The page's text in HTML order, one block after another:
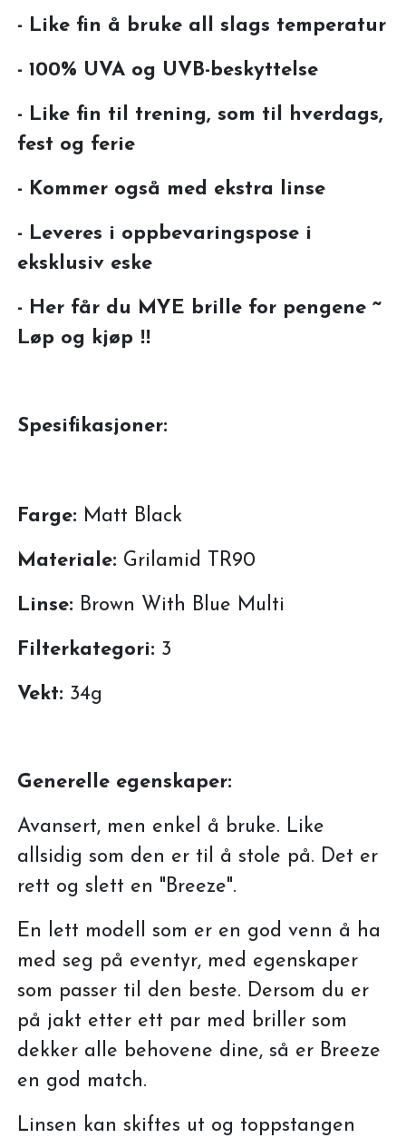
- Like fin å bruke all slags temperatur
- 100% UVA og UVB-beskyttelse
- Like fin til trening, som til hverdags,
fest og ferie
- Kommer også med ekstra linse
- Leveres i oppbevaringspose i
eksklusiv eske
- Her får du MYE brille for pengene ~
Løp og kjøp ‼️
Spesifikasjoner:
Farge: Matt Black
Materiale: Grilamid TR90
Linse: Brown With Blue Multi
Filterkategori: 3
Vekt: 34g
Generelle egenskaper:
Avansert, men enkel å bruke. Like
allsidig som den er til å stole på. Det er
rett og slett en "Breeze".
En lett modell som er en god venn å ha
med seg på eventyr, med egenskaper
som passer til den beste. Dersom du er
på jakt etter ett par med briller som
dekker alle behovene dine, så er Breeze
en god match.
Linsen kan skiftes ut og toppstangen